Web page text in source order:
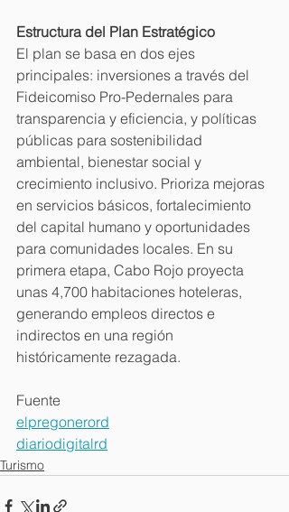
Estructura del Plan Estratégico
El plan se basa en dos ejes
principales: inversiones a través del
Fideicomiso Pro-Pedernales para
transparencia y eficiencia, y políticas
públicas para sostenibilidad
ambiental, bienestar social y
crecimiento inclusivo. Prioriza mejoras
en servicios básicos, fortalecimiento
del capital humano y oportunidades
para comunidades locales. En su
primera etapa, Cabo Rojo proyecta
unas 4,700 habitaciones hoteleras,
generando empleos directos e
indirectos en una región
históricamente rezagada.
Fuente
elpregonerord
diariodigitalrd
Turismo